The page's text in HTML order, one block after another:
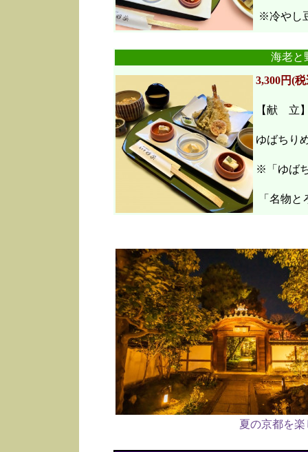
※冷やし
海老
3,300円(
【献 立
ゆばちり
※「ゆば
「名物と
夏の京都を